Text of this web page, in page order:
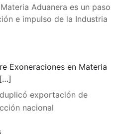
Aduanera es un paso
e impulso de la Industria
Exoneraciones en Materia
[…]
exportación de
nacional